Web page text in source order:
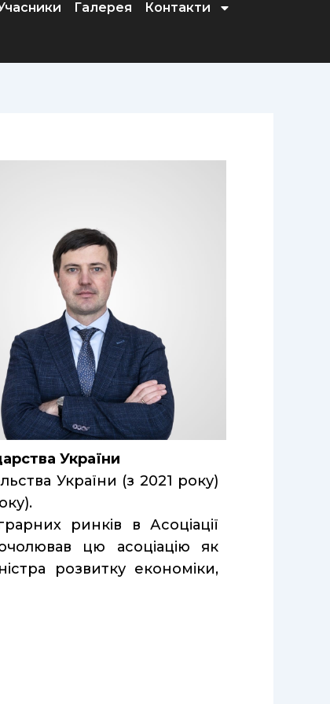
Галерея Контакти
України
України (з 2021 року)
ринків в Асоціації
цю асоціацію як
розвитку економіки,